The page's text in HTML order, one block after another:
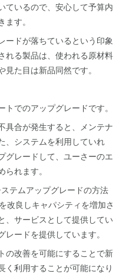
ているので、安心して予算内
す。
ードが落ちているという印象
れる製品は、使われる原材料
た目は新品同然です。
でのアップグレードです。
具合が発生すると、メンテナ
、システムを利用していれ
グレードして、ユーさーのエ
れます。
テムアップグレードの方法
改良しキャパシティを増加さ
、サービスとして提供してい
ードを提供しています。
の改善を可能にすることで新
く利用することが可能になり